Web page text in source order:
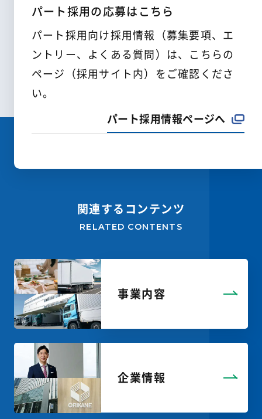
パート採用の応募はこちら
パート採用向け採用情報（募集要項、エ
ントリー、よくある質問）は、こちらの
ページ（採用サイト内）をご確認くださ
い。
パート採用情報ページへ
関連するコンテンツ
RELATED CONTENTS
事業内容
企業情報